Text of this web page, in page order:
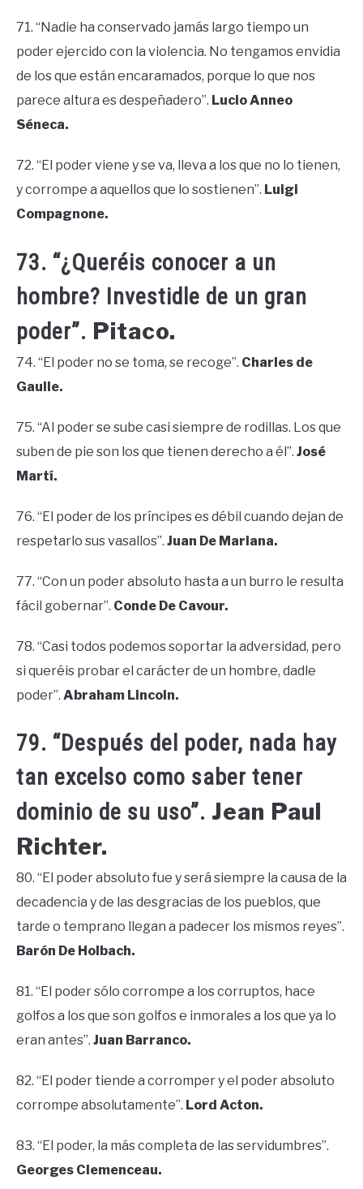
71. “Nadie ha conservado jamás largo tiempo un
poder ejercido con la violencia. No tengamos envidia
de los que están encaramados, porque lo que nos
parece altura es despeñadero”. Lucio Anneo
Séneca.
72. “El poder viene y se va, lleva a los que no lo tienen,
y corrompe a aquellos que lo sostienen”. Luigi
Compagnone.
73. “¿Queréis conocer a un
hombre? Investidle de un gran
poder”. Pitaco.
74. “El poder no se toma, se recoge”. Charles de
Gaulle.
75. “Al poder se sube casi siempre de rodillas. Los que
suben de pie son los que tienen derecho a él”. José
Martí.
76. “El poder de los príncipes es débil cuando dejan de
respetarlo sus vasallos”. Juan De Mariana.
77. “Con un poder absoluto hasta a un burro le resulta
fácil gobernar”. Conde De Cavour.
78. “Casi todos podemos soportar la adversidad, pero
si queréis probar el carácter de un hombre, dadle
poder”. Abraham Lincoln.
79. “Después del poder, nada hay
tan excelso como saber tener
dominio de su uso”. Jean Paul
Richter.
80. “El poder absoluto fue y será siempre la causa de la
decadencia y de las desgracias de los pueblos, que
tarde o temprano llegan a padecer los mismos reyes”.
Barón De Holbach.
81. “El poder sólo corrompe a los corruptos, hace
golfos a los que son golfos e inmorales a los que ya lo
eran antes”. Juan Barranco.
82. “El poder tiende a corromper y el poder absoluto
corrompe absolutamente”. Lord Acton.
83. “El poder, la más completa de las servidumbres”.
Georges Clemenceau.